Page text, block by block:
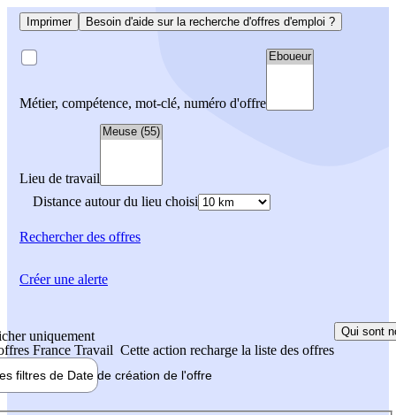
Imprimer Besoin d'aide sur la recherche d'offres d'emploi ?
Métier, compétence, mot-clé, numéro d'offre
Lieu de travail
Distance autour du lieu choisi
Rechercherdes offres
uniquement
France Travail Cette action recharge la liste des offres
Qui sont
filtres de Date de création de l'offre
Créer une alerte